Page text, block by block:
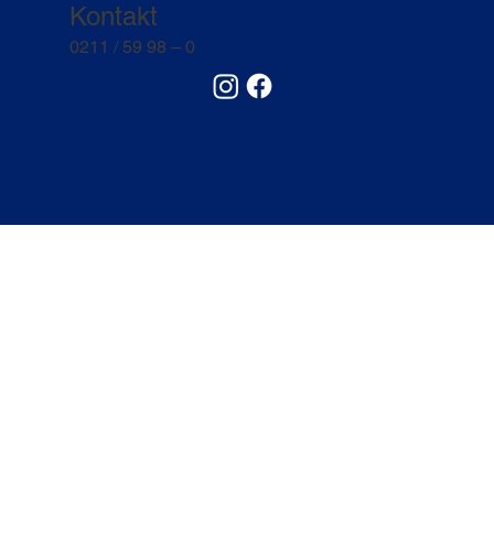
Kontakt
0211 / 59 98 – 0